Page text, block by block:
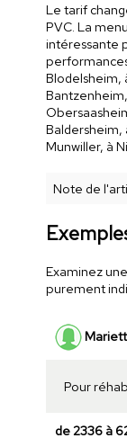
Le tarif
PVC. La
intéressante
Blodelsheim,
Baldersheim,
Munwiller, à
Note de
Examinez
purement
Pour
de 2336 à